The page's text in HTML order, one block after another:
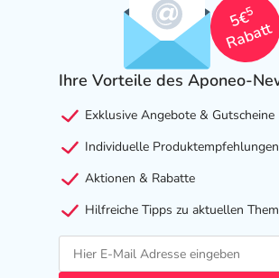
5€
5
Rabatt
Ihre Vorteile des Aponeo-
Exklusive Angebote & Gutscheine
Individuelle Produktempfehlungen
Aktionen & Rabatte
Hilfreiche Tipps zu aktuellen